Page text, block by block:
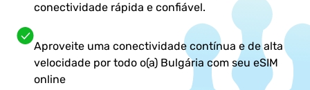
conectividade rápida e confiável.
Aproveite uma conectividade contínua e de alta
velocidade por todo o(a) Bulgária com seu eSIM
online